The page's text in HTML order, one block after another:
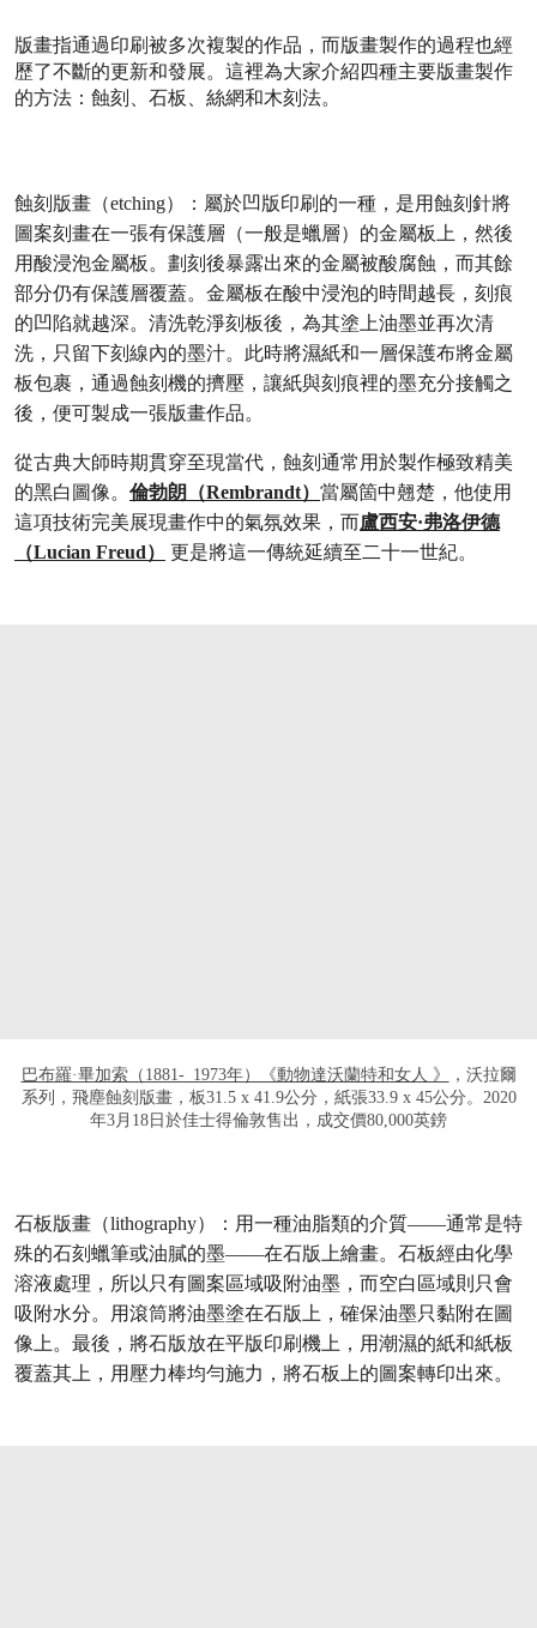
版畫指通過印刷被多次複製的作品，而版畫製作的過程也經
歷了不斷的更新和發展。這裡為大家介紹四種主要版畫製作
的方法：蝕刻、石板、絲網和木刻法。
蝕刻版畫（etching）
：屬於凹版印刷的一種，是用蝕刻針將
圖案刻畫在一張有保護層（一般是蠟層）的金屬板上，然後
用酸浸泡金屬板。劃刻後暴露出來的金屬被酸腐蝕，而其餘
部分仍有保護層覆蓋。金屬板在酸中浸泡的時間越長，刻痕
的凹陷就越深。清洗乾淨刻板後，為其塗上油墨並再次清
洗，只留下刻線內的墨汁。此時將濕紙和一層保護布將金屬
板包裹，通過蝕刻機的擠壓，讓紙與刻痕裡的墨充分接觸之
後，便可製成一張版畫作品。
從古典大師時期貫穿至現當代，蝕刻通常用於製作極致精美
的黑白圖像。 倫勃朗（Rembrandt） 當屬箇中翹楚，他使用
這項技術完美展現畫作中的氣氛效果，而盧西安·弗洛伊德
（Lucian Freud）
更是將這一傳統延續至二十一世紀。
巴布羅·畢加索（1881- 1973年）《動物達沃蘭特和女人 》
，沃拉爾
系列，飛塵蝕刻版畫，板31.5 x 41.9公分，紙張33.9 x 45公分。2020
年3月18日於佳士得倫敦售出，成交價80,000英鎊
石板版畫（lithography）
：用一種油脂類的介質——通常是特
殊的石刻蠟筆或油膩的墨——在石版上繪畫。石板經由化學
溶液處理，所以只有圖案區域吸附油墨，而空白區域則只會
吸附水分。用滾筒將油墨塗在石版上，確保油墨只黏附在圖
像上。最後，將石版放在平版印刷機上，用潮濕的紙和紙板
覆蓋其上，用壓力棒均勻施力，將石板上的圖案轉印出來。